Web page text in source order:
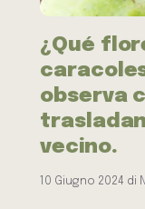
¿Qué
observa
vecino.
10 Giugno 2024 di